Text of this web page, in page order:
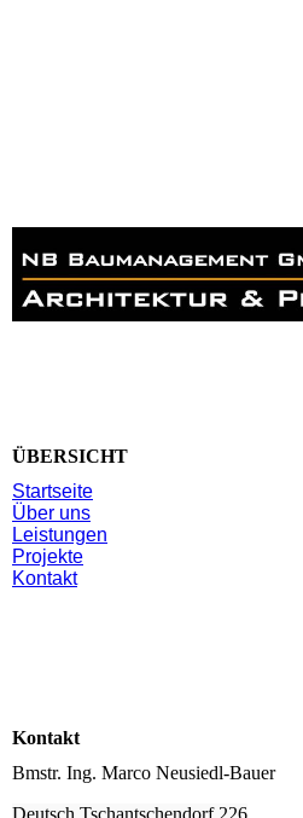
ÜBERSICHT
Startseite
Über uns
Leistungen
Projekte
Kontakt
Kontakt
Bmstr. Ing. Marco Neusiedl-Bauer